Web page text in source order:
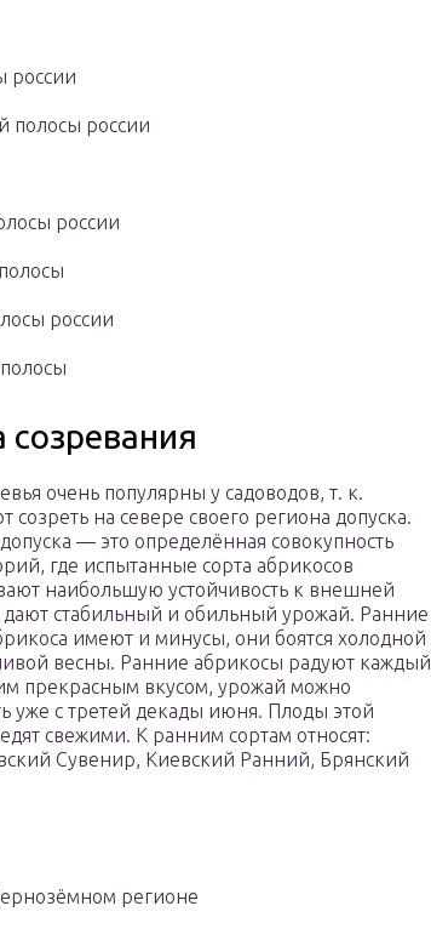
россии
полосы россии
россии
россии
очень популярны у садоводов, т. к.
созреть на севере своего региона допуска.
— это определённая совокупность
где испытанные сорта абрикосов
наибольшую устойчивость к внешней
дают стабильный и обильный урожай. Ранние
имеют и минусы, они боятся холодной
весны. Ранние абрикосы радуют каждый
прекрасным вкусом, урожай можно
уже с третей декады июня. Плоды этой
свежими. К ранним сортам относят:
Сувенир, Киевский Ранний, Брянский
регионе